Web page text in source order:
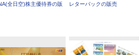
全日空)株主優待券の販
レターパックの販売